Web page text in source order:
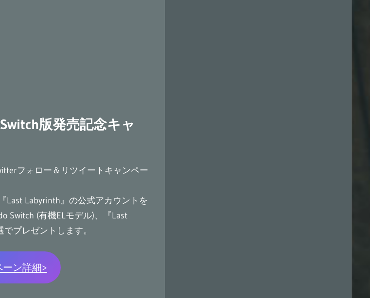
版発売記念キャ
フォロー＆リツイートキャンペー
Last Labyrinth』の公式アカウントを
Switch (有機ELモデル)、『Last
プレゼントします。
ン詳細>